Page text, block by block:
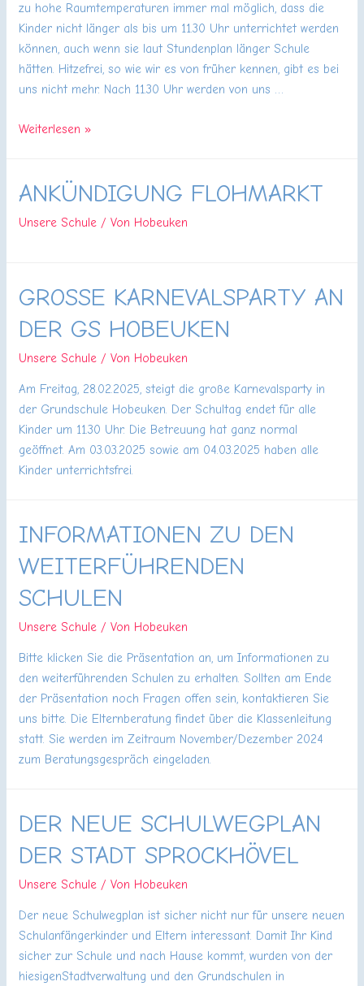
zu hohe Raumtemperaturen immer mal möglich, dass die
Kinder nicht länger als bis um 11.30 Uhr unterrichtet werden
können, auch wenn sie laut Stundenplan länger Schule
hätten. Hitzefrei, so wie wir es von früher kennen, gibt es bei
uns nicht mehr. Nach 11.30 Uhr werden von uns …
Hitzefreiregelung
Weiterlesen »
ANKÜNDIGUNG FLOHMARKT
Unsere Schule / Von Hobeuken
GROSSE KARNEVALSPARTY AN D
ER GS HOBEUKEN
Unsere Schule / Von Hobeuken
Am Freitag, 28.02.2025, steigt die große Karnevalsparty in
der Grundschule Hobeuken. Der Schultag endet für alle
Kinder um 11.30 Uhr. Die Betreuung hat ganz normal
geöffnet. Am 03.03.2025 sowie am 04.03.2025 haben alle
Kinder unterrichtsfrei.
INFORMATIONEN ZU DEN
WEITERFÜHRENDEN
SCHULEN
Unsere Schule / Von Hobeuken
Bitte klicken Sie die Präsentation an, um Informationen zu
den weiterführenden Schulen zu erhalten. Sollten am Ende
der Präsentation noch Fragen offen sein, kontaktieren Sie
uns bitte. Die Elternberatung findet über die Klassenleitung
statt. Sie werden im Zeitraum November/Dezember 2024
zum Beratungsgespräch eingeladen.
DER NEUE SCHULWEGPLAN
DER STADT SPROCKHÖVEL
Unsere Schule / Von Hobeuken
Der neue Schulwegplan ist sicher nicht nur für unsere neuen
Schulanfängerkinder und Eltern interessant. Damit Ihr Kind
sicher zur Schule und nach Hause kommt, wurden von der
hiesigenStadtverwaltung und den Grundschulen in